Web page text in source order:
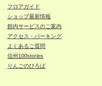
フロアガイド
ショップ最新情報
館内サービスのご案内
アクセス・パーキング
よくあるご質問
信州100stories
りんごのひろば